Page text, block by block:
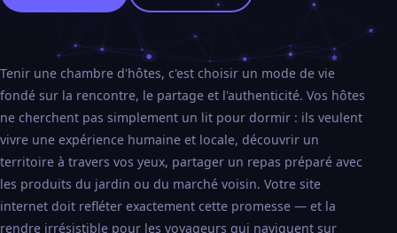
Tenir une chambre d'hôtes, c'est choisir un mode de vie
fondé sur la rencontre, le partage et l'authenticité. Vos hôtes
ne cherchent pas simplement un lit pour dormir : ils veulent
vivre une expérience humaine et locale, découvrir un
territoire à travers vos yeux, partager un repas préparé avec
les produits du jardin ou du marché voisin. Votre site
internet doit refléter exactement cette promesse — et la
rendre irrésistible pour les voyageurs qui naviguent sur